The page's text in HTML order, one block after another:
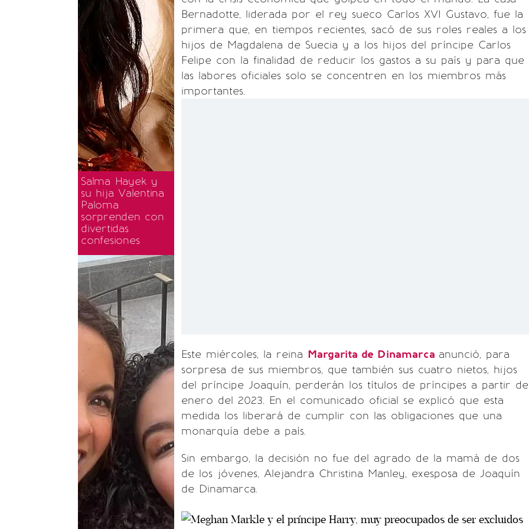
Salma Hayek y
su hija Valentina
Paloma
sorprenden con
divertidas
confesiones
Bernadotte, liderada por el rey sueco Carlos XVI Gustavo, fue la
primera que, en tiempos recientes, sacó de sus roles reales a los
hijos de Magdalena de Suecia y a los hijos del príncipe Carlos
Felipe con la finalidad de reducir los gastos a su país y para que
las labores oficiales solo se concentren en los miembros más
importantes.
Este miércoles, la reina Margarita de Dinamarca anunció, para
sorpresa de sus miembros, que también sus cuatro nietos, hijos
del príncipe Joaquín, perderán los títulos de príncipes a partir de
enero del 2023. En el comunicado oficial se explicó que esta
medida los liberará de cumplir con las obligaciones que una
monarquía debe a país.
Sin embargo, la decisión no fue del agrado de la mamá de dos
de los jóvenes, Alejandra Christina Manley, exesposa de Joaquín
de Dinamarca.